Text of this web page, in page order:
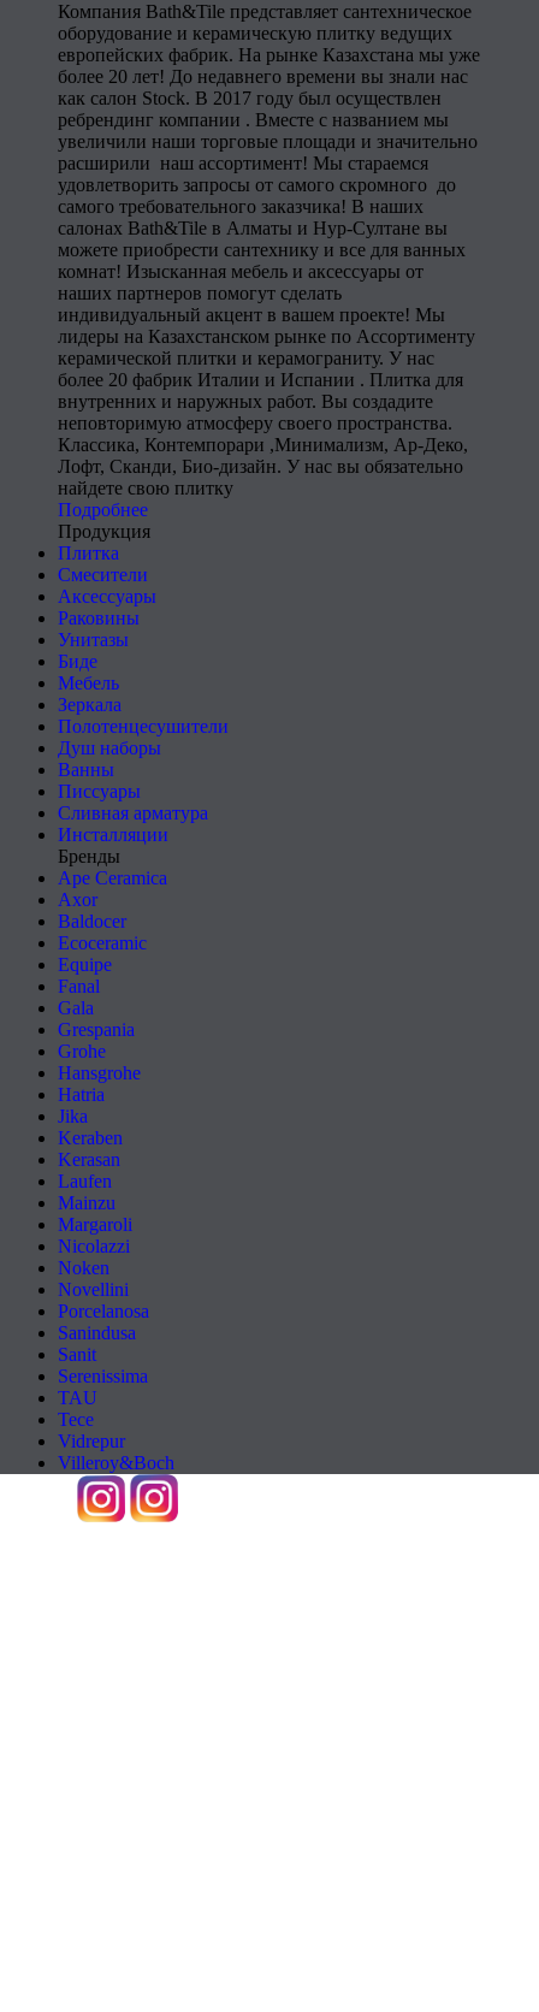
Компания Bath&Tile представляет сантехническое
оборудование и керамическую плитку ведущих
европейских фабрик. На рынке Казахстана мы уже
более 20 лет! До недавнего времени вы знали нас
как салон Stock. В 2017 году был осуществлен
ребрендинг компании . Вместе с названием мы
увеличили наши торговые площади и значительно
расширили наш ассортимент! Мы стараемся
удовлетворить запросы от самого скромного до
самого требовательного заказчика! В наших
салонах Bath&Tile в Алматы и Нур-Султане вы
можете приобрести сантехнику и все для ванных
комнат! Изысканная мебель и аксессуары от
наших партнеров помогут сделать
индивидуальный акцент в вашем проекте! Мы
лидеры на Казахстанском рынке по Ассортименту
керамической плитки и керамограниту. У нас
более 20 фабрик Италии и Испании . Плитка для
внутренних и наружных работ. Вы создадите
неповторимую атмосферу своего пространства.
Классика, Контемпорари ,Минимализм, Ар-Деко,
Лофт, Сканди, Био-дизайн. У нас вы обязательно
найдете свою плитку
Подробнее
Продукция
Плитка
Смесители
Аксессуары
Раковины
Унитазы
Биде
Мебель
Зеркала
Полотенцесушители
Душ наборы
Ванны
Писсуары
Сливная арматура
Инсталляции
Бренды
Ape Ceramica
Axor
Baldocer
Ecoceramic
Equipe
Fanal
Gala
Grespania
Grohe
Hansgrohe
Hatria
Jika
Keraben
Kerasan
Laufen
Mainzu
Margaroli
Nicolazzi
Noken
Novellini
Porcelanosa
Sanindusa
Sanit
Serenissima
TAU
Tece
Vidrepur
Villeroy&Boch